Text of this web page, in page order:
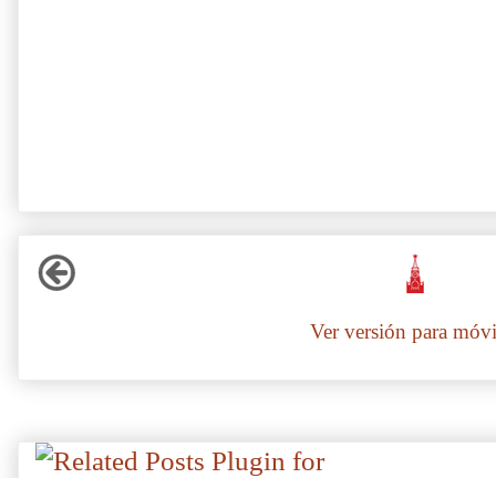
Ver versión para